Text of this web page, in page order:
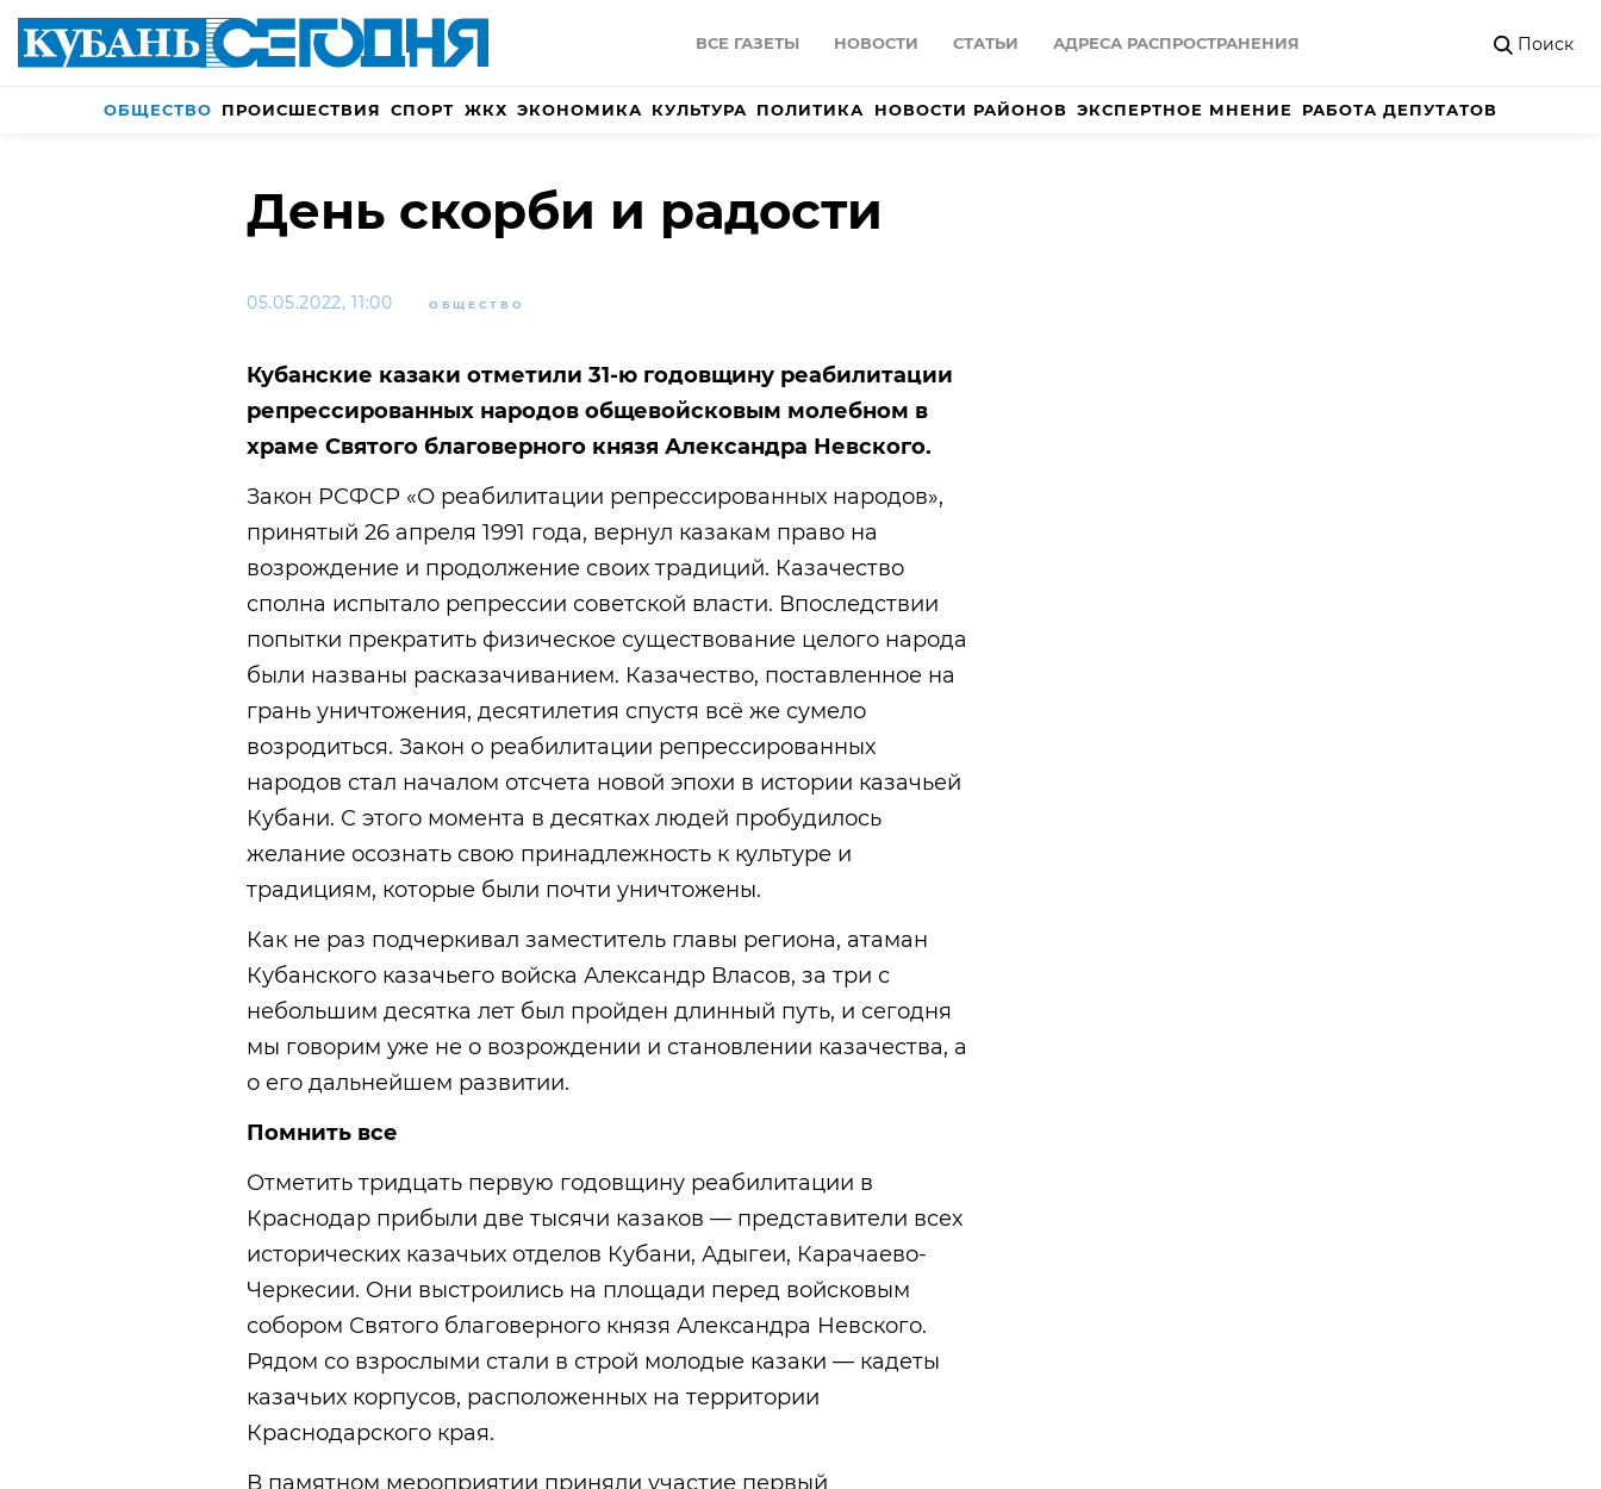
ВСЕ ГАЗЕТЫ НОВОСТИ СТАТЬИ АДРЕСА РАСПРОСТРАНЕНИЯ Поиск
ОБЩЕСТВО ПРОИСШЕСТВИЯ СПОРТ ЖКХ ЭКОНОМИКА КУЛЬТУРА ПОЛИТИКА НОВОСТИ РАЙОНОВ ЭКСПЕРТНОЕ МНЕНИЕ РАБОТА ДЕПУТАТОВ
День скорби и радости
05.05.2022, 11:00 ОБЩЕСТВО
Кубанские казаки отметили 31-ю годовщину реабилитации
репрессированных народов общевойсковым молебном в
храме Святого благоверного князя Александра Невского.
Закон РСФСР «О реабилитации репрессированных народов»,
принятый 26 апреля 1991 года, вернул казакам право на
возрождение и продолжение своих традиций. Казачество
сполна испытало репрессии советской власти. Впоследствии
попытки прекратить физическое существование целого народа
были названы расказачиванием. Казачество, поставленное на
грань уничтожения, десятилетия спустя всё же сумело
возродиться. Закон о реабилитации репрессированных
народов стал началом отсчета новой эпохи в истории казачьей
Кубани. С этого момента в десятках людей пробудилось
желание осознать свою принадлежность к культуре и
традициям, которые были почти уничтожены.
Как не раз подчеркивал заместитель главы региона, атаман
Кубанского казачьего войска Александр Власов, за три с
небольшим десятка лет был пройден длинный путь, и сегодня
мы говорим уже не о возрождении и становлении казачества, а
о его дальнейшем развитии.
Помнить все
Отметить тридцать первую годовщину реабилитации в
Краснодар прибыли две тысячи казаков — представители всех
исторических казачьих отделов Кубани, Адыгеи, Карачаево-
Черкесии. Они выстроились на площади перед войсковым
собором Святого благоверного князя Александра Невского.
Рядом со взрослыми стали в строй молодые казаки — кадеты
казачьих корпусов, расположенных на территории
Краснодарского края.
В памятном мероприятии приняли участие первый